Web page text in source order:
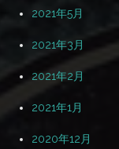
2021年5月
2021年3月
2021年2月
2021年1月
2020年12月